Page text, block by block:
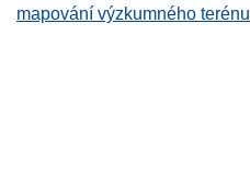
mapování výzkumného terénu